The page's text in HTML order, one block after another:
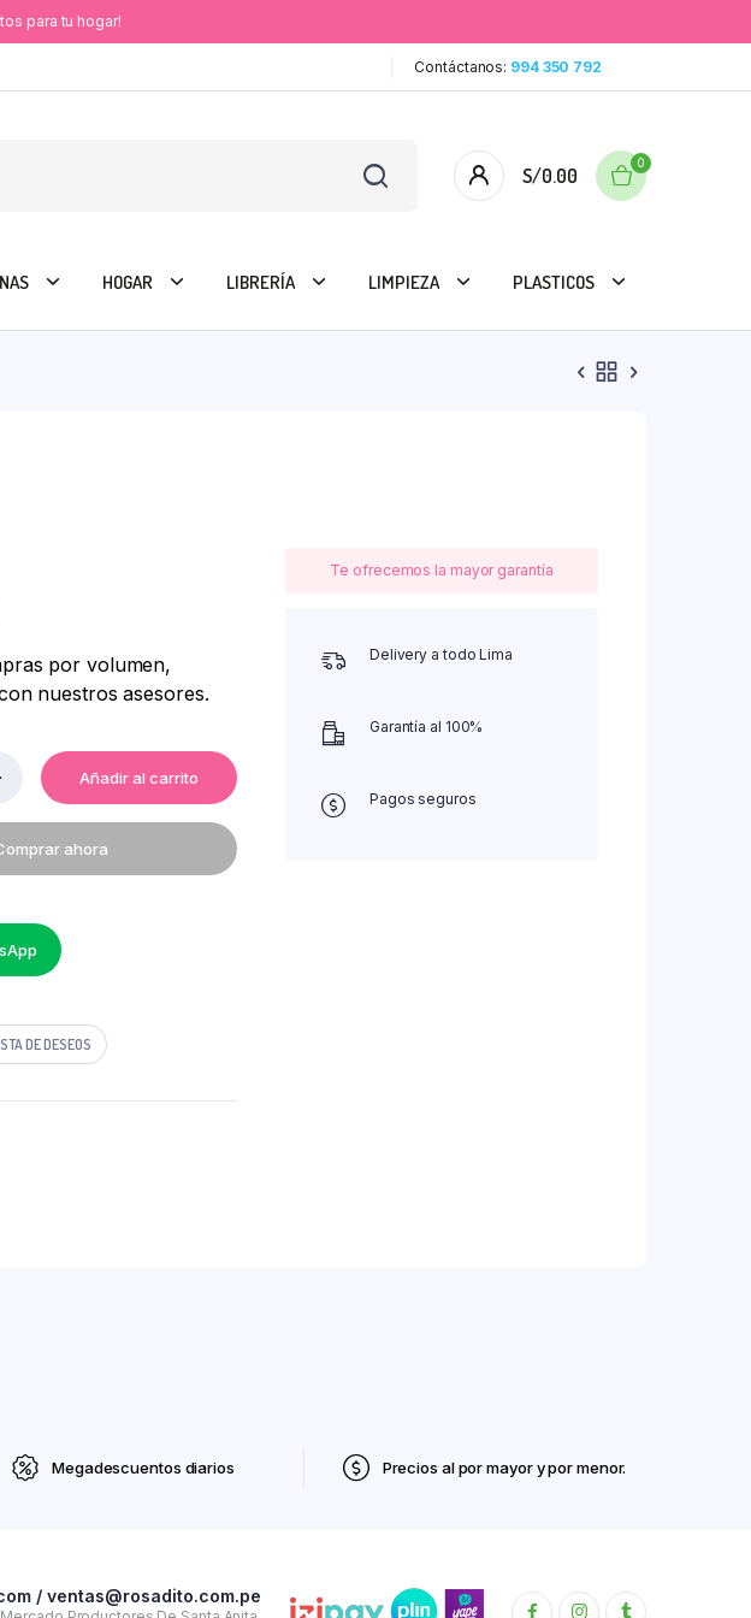
para tu hogar!
Contáctanos: 994 350 792
S/0.00
0
HOGAR LIBRERÍA LIMPIEZA PLASTICOS
por volumen,
nuestros asesores.
Añadir al carrito
ahora
DE DESEOS
Te ofrecemos la mayor garantía
Delivery a todo Lima
Garantía al 100%
Pagos seguros
Megadescuentos diarios Precios al por mayor y por menor.
/ ventas@rosadito.com.pe